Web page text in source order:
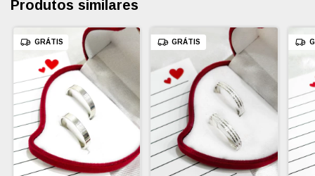
Produtos similares
GRÁTIS GRÁTIS